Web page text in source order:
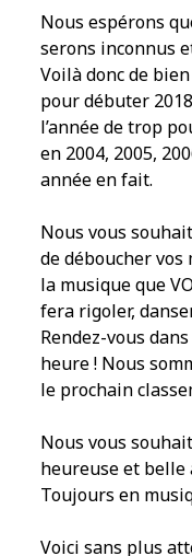
Nous espérons
serons inconnus
Voilà donc de
pour débuter
l’année de trop
en 2004, 2005,
année en fait.
Nous vous
de déboucher
la musique que
fera rigoler,
Rendez-vous
heure ! Nous
le prochain
Nous vous
heureuse et belle
Toujours en
Voici sans plus